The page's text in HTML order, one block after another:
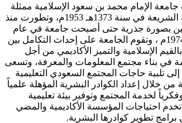
الإمام محمد بن سعود الإسلامية ممثلة
في كلية الشريعة في سنة 1373هـ 1953م، وتطورت منذ
بصورة جذرية حتى أصبحت جامعة في عام
1394 - 1974م ، وتقوم الجامعة على إحداث التكامل بين
بالقيم الإسلامية والتميز الأكاديمي من أجل
في بناء مجتمع المعلومات والمعرفة، وتسعى
إلى تلبية حاجات المجتمع السعودي التعليمية
من خلال إعداد الكوادر البشرية المؤهلة علمياً
لخدمة المجتمع وتوفير بيئة تعليمية
تخدم احتياجات المؤسسة الأكاديمية والمضي
تطوير كوادرها البشرية.